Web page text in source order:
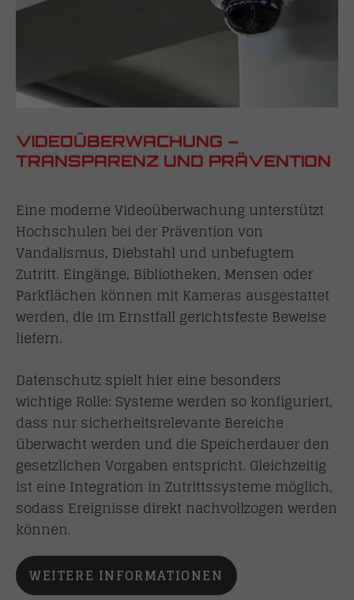
VIDEOÜBERWACHUNG –
TRANSPARENZ UND PRÄVENTION
Eine moderne Videoüberwachung unterstützt
Hochschulen bei der Prävention von
Vandalismus, Diebstahl und unbefugtem
Zutritt. Eingänge, Bibliotheken, Mensen oder
Parkflächen können mit Kameras ausgestattet
werden, die im Ernstfall gerichtsfeste Beweise
liefern.
Datenschutz spielt hier eine besonders
wichtige Rolle: Systeme werden so konfiguriert,
dass nur sicherheitsrelevante Bereiche
überwacht werden und die Speicherdauer den
gesetzlichen Vorgaben entspricht. Gleichzeitig
ist eine Integration in Zutrittssysteme möglich,
sodass Ereignisse direkt nachvollzogen werden
können.
WEITERE INFORMATIONEN